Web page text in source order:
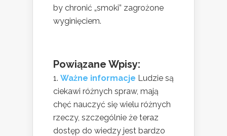
by chronić „smoki” zagrożone
wyginięciem.
Powiązane Wpisy:
Ważne informacje Ludzie są
ciekawi różnych spraw, mają
chęć nauczyć się wielu różnych
rzeczy, szczególnie że teraz
dostęp do wiedzy jest bardzo